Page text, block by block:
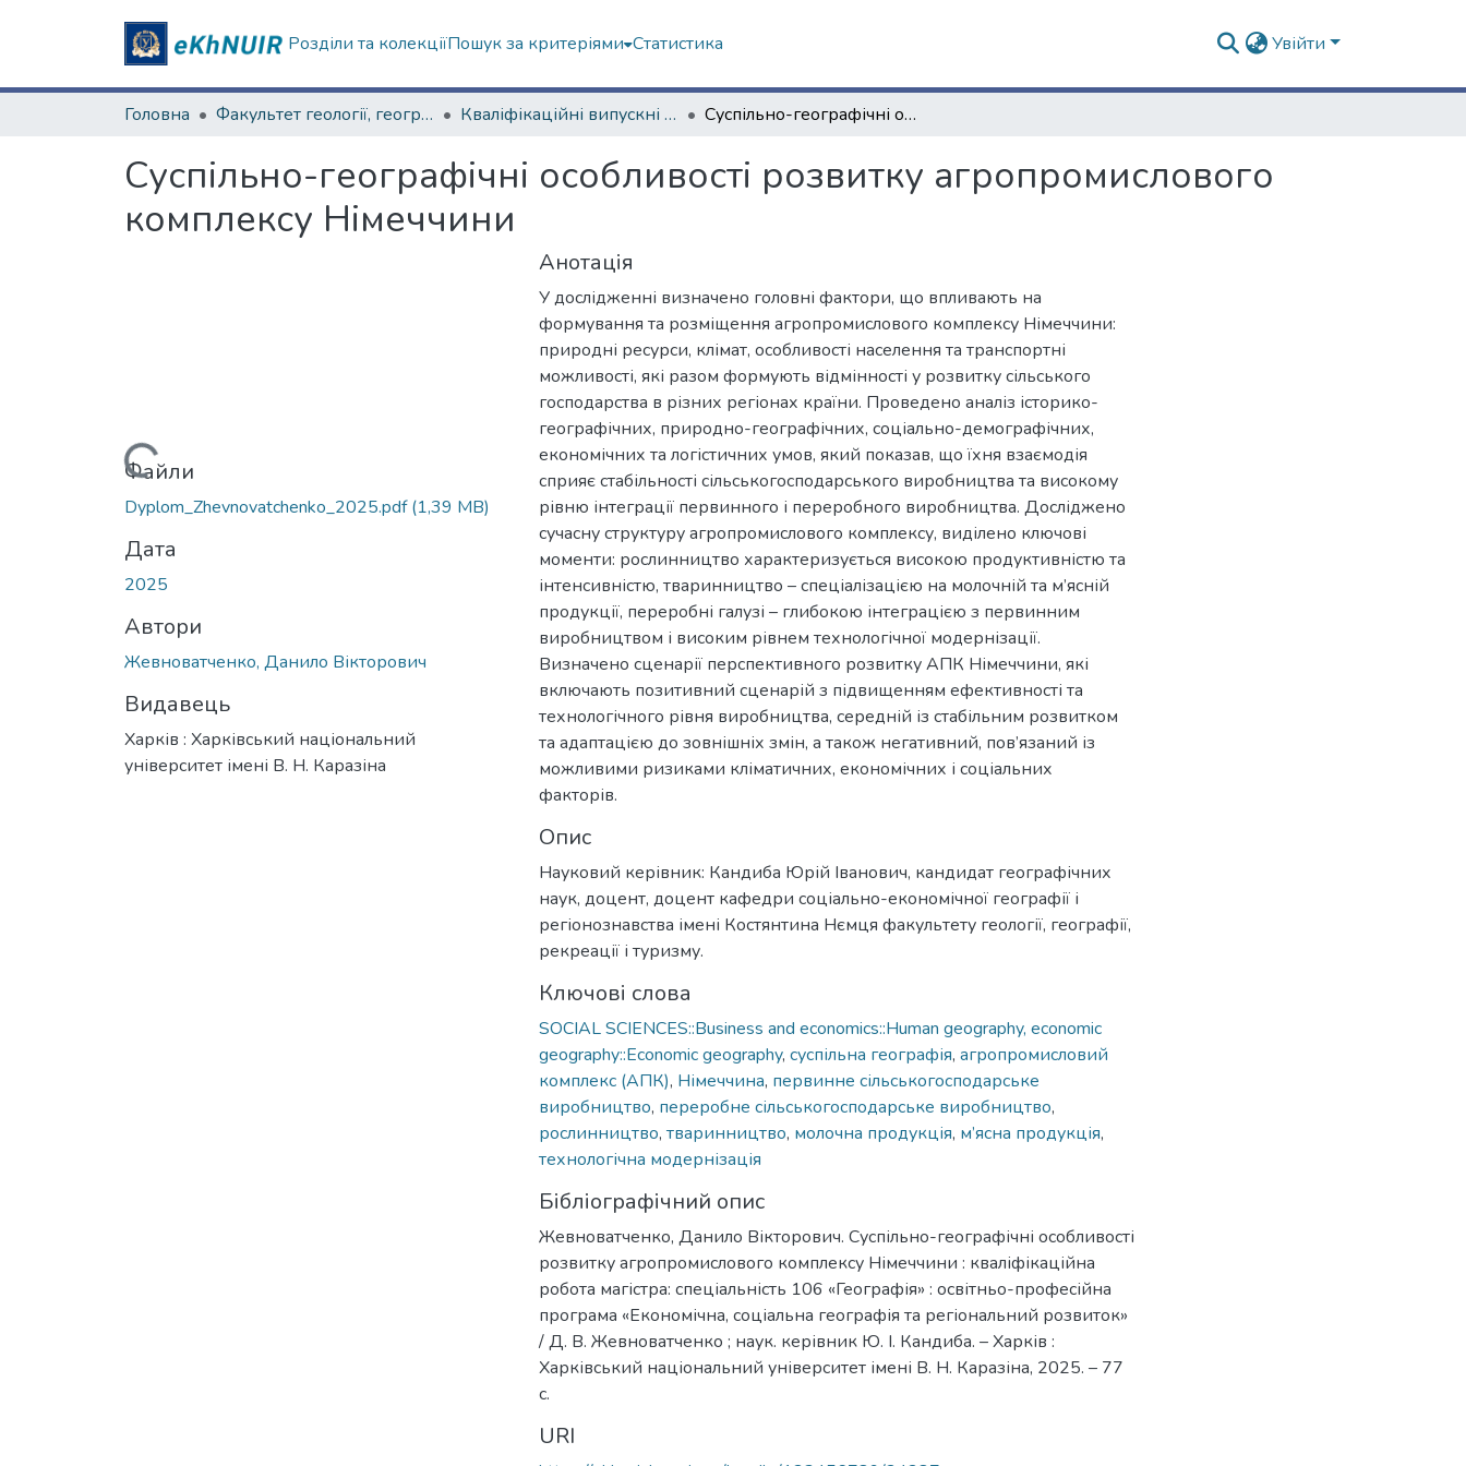
Розділи та колекціїПошук за критеріями Статистика Увійти
Головна Факультет геології, географіії, рекреації і туризму Кваліфікаційні випускні роботи магістрів. Факультет геології, географіії, рекреації і туризму Суспільно-географічні особливості розвитку агропромислового комплексу Німеччини
Суспільно-географічні особливості розвитку агропромислового
комплексу Німеччини
Вантажиться...
Файли
Dyplom_Zhevnovatchenko_2025.pdf(1,39 MB)
Дата
2025
Автори
Жевноватченко, Данило Вікторович
Видавець
Харків : Харківський національний
університет імені В. Н. Каразіна
Анотація
У дослідженні визначено головні фактори, що впливають на
формування та розміщення агропромислового комплексу Німеччини:
природні ресурси, клімат, особливості населення та транспортні
можливості, які разом формують відмінності у розвитку сільського
господарства в різних регіонах країни. Проведено аналіз історико-
географічних, природно-географічних, соціально-демографічних,
економічних та логістичних умов, який показав, що їхня взаємодія
сприяє стабільності сільськогосподарського виробництва та високому
рівню інтеграції первинного і переробного виробництва. Досліджено
сучасну структуру агропромислового комплексу, виділено ключові
моменти: рослинництво характеризується високою продуктивністю та
інтенсивністю, тваринництво – спеціалізацією на молочній та м’ясній
продукції, переробні галузі – глибокою інтеграцією з первинним
виробництвом і високим рівнем технологічної модернізації.
Визначено сценарії перспективного розвитку АПК Німеччини, які
включають позитивний сценарій з підвищенням ефективності та
технологічного рівня виробництва, середній із стабільним розвитком
та адаптацією до зовнішніх змін, а також негативний, пов’язаний із
можливими ризиками кліматичних, економічних і соціальних
факторів.
Опис
Науковий керівник: Кандиба Юрій Іванович, кандидат географічних
наук, доцент, доцент кафедри соціально-економічної географії і
регіонознавства імені Костянтина Нємця факультету геології, географії,
рекреації і туризму.
Ключові слова
SOCIAL SCIENCES::Business and economics::Human geography, economic
geography::Economic geography, суспільна географія, агропромисловий
комплекс (АПК), Німеччина, первинне сільськогосподарське
виробництво, переробне сільськогосподарське виробництво,
рослинництво, тваринництво, молочна продукція, м’ясна продукція,
технологічна модернізація
Бібліографічний опис
Жевноватченко, Данило Вікторович. Суспільно-географічні особливості
розвитку агропромислового комплексу Німеччини : кваліфікаційна
робота магістра: спеціальність 106 «Географія» : освітньо-професійна
програма «Економічна, соціальна географія та регіональний розвиток»
/ Д. В. Жевноватченко ; наук. керівник Ю. І. Кандиба. – Харків :
Харківський національний університет імені В. Н. Каразіна, 2025. – 77
с.
URI